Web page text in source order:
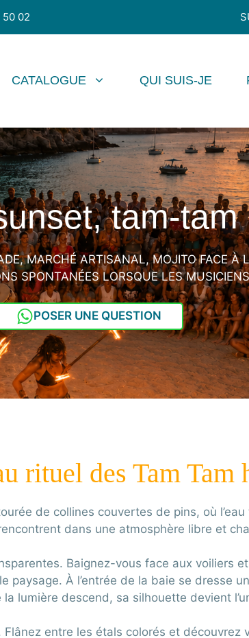
50 02
CATALOGUE QUI SUIS-JE
tam-tam
MARCHÉ ARTISANAL, MOJITO FACE À
SPONTANÉES LORSQUE LES
POSER UNE QUESTION
rituel des Tam Tam
de collines couvertes de pins, où
dans une atmosphère libre et
Baignez-vous face aux voiliers
paysage. À l’entrée de la baie se dresse
lumière descend, sa silhouette devient
entre les étals colorés et